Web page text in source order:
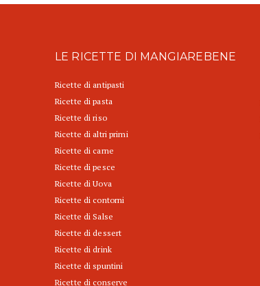
LE RICETTE DI MANGIAREBENE
Ricette di antipasti
Ricette di pasta
Ricette di riso
Ricette di altri primi
Ricette di carne
Ricette di pesce
Ricette di Uova
Ricette di contorni
Ricette di Salse
Ricette di dessert
Ricette di drink
Ricette di spuntini
Ricette di conserve